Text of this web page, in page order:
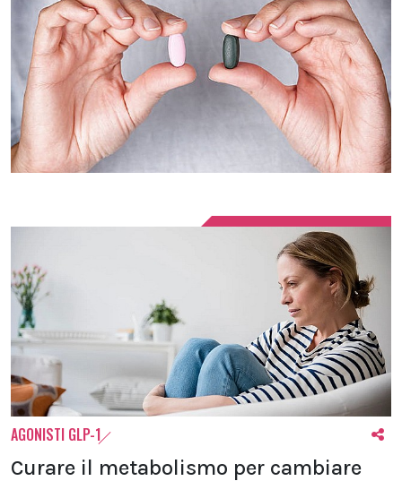
AGONISTI GLP-1
Curare il metabolismo per cambiare